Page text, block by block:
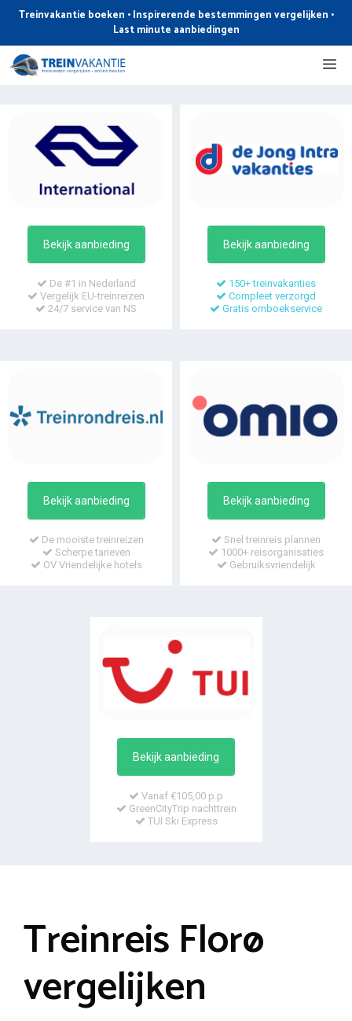
de
inhoud
Treinvakantie boeken • Inspirerende bestemmingen vergelijken •
Last minute aanbiedingen
Bekijk aanbieding
De #1 in Nederland
Vergelijk EU-treinreizen
24/7 service van NS
Bekijk aanbieding
150+ treinvakanties
Compleet verzorgd
Gratis omboekservice
Bekijk aanbieding
De mooiste treinreizen
Scherpe tarieven
OV Vriendelijke hotels
Bekijk aanbieding
Snel treinreis plannen
1000+ reisorganisaties
Gebruiksvriendelijk
Bekijk aanbieding
Vanaf €105,00 p.p
GreenCityTrip nachttrein
TUI Ski Express
Treinreis Florø
vergelijken